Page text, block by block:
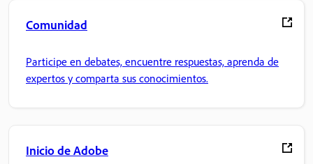
Comunidad
Participe en debates, encuentre respuestas, aprenda de
expertos y comparta sus conocimientos.
Inicio de Adobe